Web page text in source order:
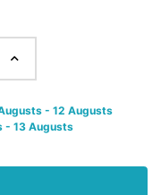
- 12 Augusts
- 13 Augusts